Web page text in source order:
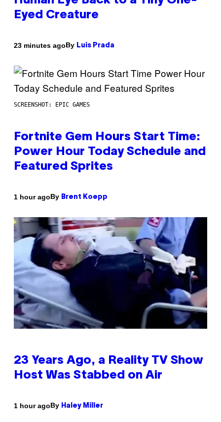
Eyed Creature
23 minutes agoBy Luis Prada
SCREENSHOT: EPIC GAMES
Fortnite Gem Hours Start Time:
Power Hour Today Schedule and
Featured Sprites
1 hour agoBy Brent Koepp
23 Years Ago, a Reality TV Show
Host Was Stabbed on Air
1 hour agoBy Haley Miller